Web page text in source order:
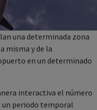
una determinada zona
misma y de la
en un determinado
interactiva el número
un periodo temporal